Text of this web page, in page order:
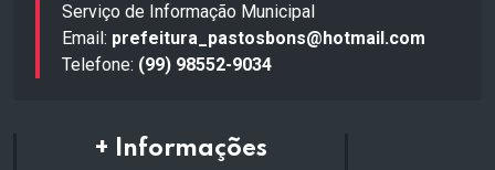
Serviço de Informação Municipal
Email: prefeitura_pastosbons@hotmail.com
Telefone: (99) 98552-9034
+ Informações